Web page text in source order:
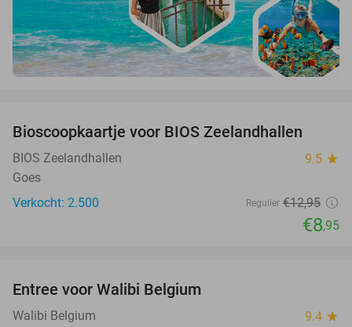
Bioscoopkaartje voor BIOS Zeelandhallen
BIOS Zeelandhallen 9.5 star
Goes
Verkocht: 2.500
Regulier €12,95
€8,95
Entree voor Walibi Belgium
Walibi Belgium 9.4 star